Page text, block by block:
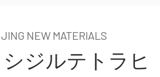
NEW MATERIALS
ジルテトラヒ